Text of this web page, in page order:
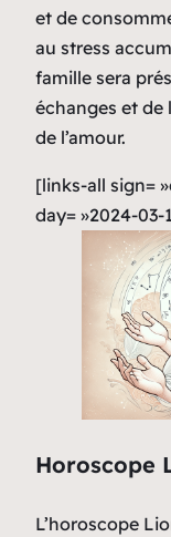
et de
au stress
famille sera
échanges et de
de l’amour.
[links-all sign=
day= »2024-03-
Horoscope
L’horoscope